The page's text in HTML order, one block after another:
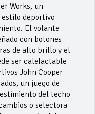
Works, un
deportivo
El volante
con botones
de alto brillo y el
ser calefactable
John Cooper
un juego de
del techo
o selectora